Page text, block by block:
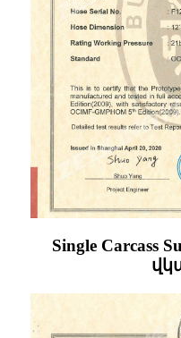
Single Carcass